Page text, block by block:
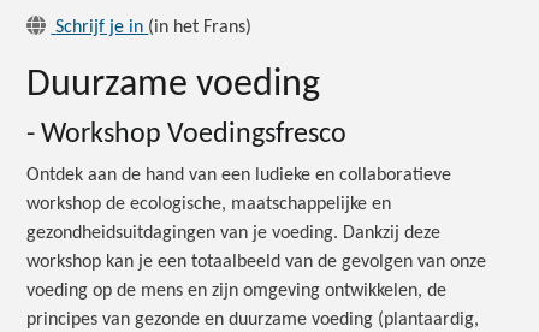
Schrijf je in (in het Frans)
Duurzame voeding
- Workshop Voedingsfresco
Ontdek aan de hand van een ludieke en collaboratieve
workshop de ecologische, maatschappelijke en
gezondheidsuitdagingen van je voeding. Dankzij deze
workshop kan je een totaalbeeld van de gevolgen van onze
voeding op de mens en zijn omgeving ontwikkelen, de
principes van gezonde en duurzame voeding (plantaardig,